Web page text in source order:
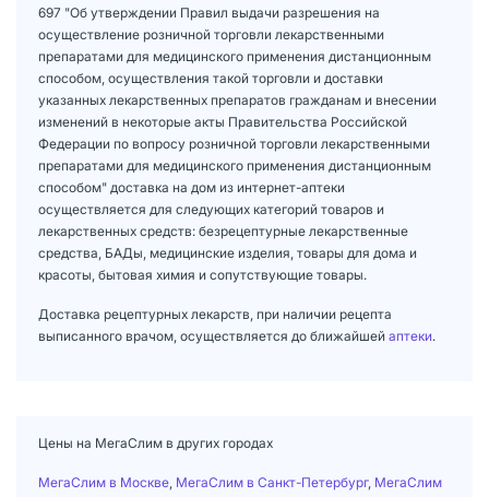
697 "Об утверждении Правил выдачи разрешения на
осуществление розничной торговли лекарственными
препаратами для медицинского применения дистанционным
способом, осуществления такой торговли и доставки
указанных лекарственных препаратов гражданам и внесении
изменений в некоторые акты Правительства Российской
Федерации по вопросу розничной торговли лекарственными
препаратами для медицинского применения дистанционным
способом" доставка на дом из интернет-аптеки
осуществляется для следующих категорий товаров и
лекарственных средств: безрецептурные лекарственные
средства, БАДы, медицинские изделия, товары для дома и
красоты, бытовая химия и сопутствующие товары.
Доставка рецептурных лекарств, при наличии рецепта
выписанного врачом, осуществляется до ближайшей аптеки.
Цены на МегаСлим в других городах
МегаСлим в Москве МегаСлим в Санкт-Петербург, МегаСлим